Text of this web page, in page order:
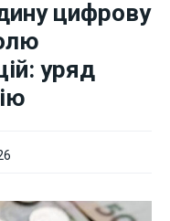
цифрову
уряд